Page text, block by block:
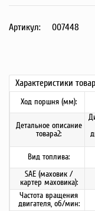
Артикул: 007448
Характеристики
Ход поршня (мм):
Детальное описание
товара2:
Вид топлива:
SAE (маховик /
картер маховика):
Частота вращения
двигателя, об/мин: